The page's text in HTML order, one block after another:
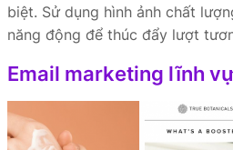
biệt. Sử dụng hình ảnh chất
năng động để thúc đẩy lượt
Email marketing lĩnh